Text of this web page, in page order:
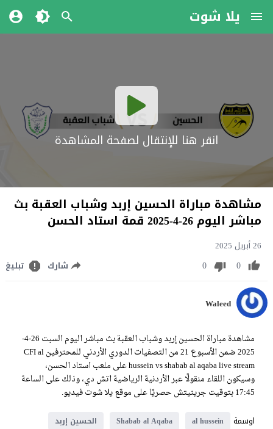
يلا شوت
انقر هنا للإنتقال لصفحة المشاهدة
مشاهدة مباراة الحسين إربد وشباب العقبة بث
مباشر اليوم 26-4-2025 قمة استاد الحسن
26 أبريل 2025
0
0 شارك تبليغ
Waleed
مشاهدة مباراة الحسين إربد وشباب العقبة بث مباشر اليوم السبت 26-4-
2025 ضمن الأسبوع 21 من التصفيات الدوري الأردني للمحترفين CFI al
hussein vs shabab al aqaba live stream على ملعب استاد الحسن،
وسيكون اللقاء منقولًا عبر الأردنية الرياضية اتش دي، وذلك على الساعة
17:45 بتوقيت جرينيتش حصريًا على موقع يلا شوت فيديو.
اوسمة
al hussein
Shabab al Aqaba
الحسين إربد